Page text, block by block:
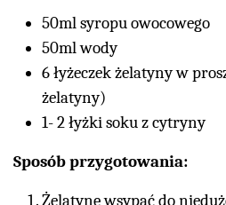
50ml syropu owocowego
50ml wody
6 łyżeczek żelatyny w
żelatyny)
1- 2 łyżki soku z cytryny
Sposób przygotowania:
Żelatynę wsypać do